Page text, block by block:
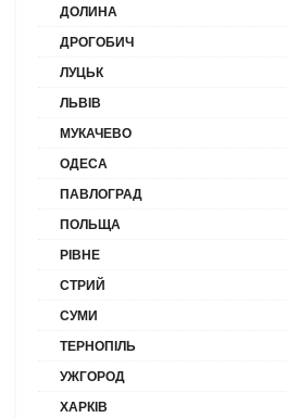
ДОЛИНА
ДРОГОБИЧ
ЛУЦЬК
ЛЬВІВ
МУКАЧЕВО
ОДЕСА
ПАВЛОГРАД
ПОЛЬЩА
РІВНЕ
СТРИЙ
СУМИ
ТЕРНОПІЛЬ
УЖГОРОД
ХАРКІВ